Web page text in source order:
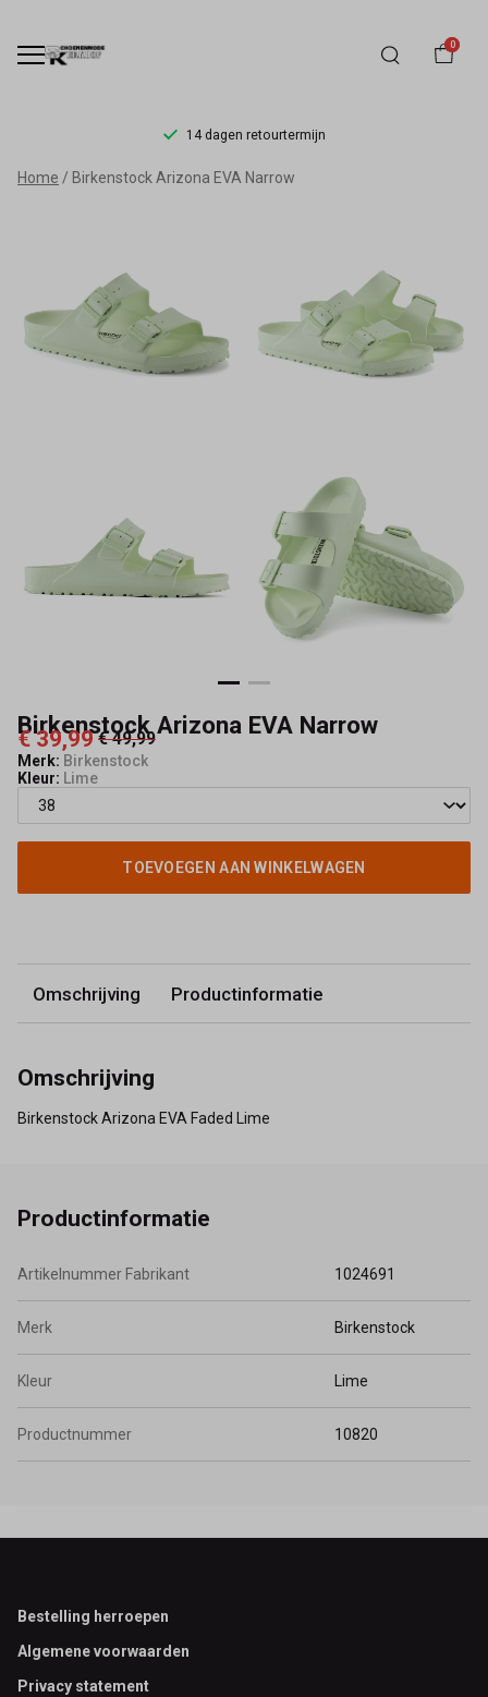
0
14 dagen retourtermijn
Birkenstock
Schoenmode
Home Birkenstock Arizona EVA Narrow
Birkenstock Arizona EVA Narrow
€ 39,99 € 49,99
Merk: Birkenstock
Kleur: Lime
TOEVOEGEN AAN WINKELWAGEN
Omschrijving Productinformatie
Omschrijving
Birkenstock Arizona EVA Faded Lime
Productinformatie
Artikelnummer Fabrikant 1024691
Merk Birkenstock
Kleur Lime
Productnummer 10820
Footer
Bestelling herroepen
Algemene voorwaarden
Privacy statement